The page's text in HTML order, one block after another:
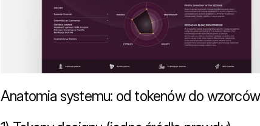
Anatomia systemu: od tokenów do